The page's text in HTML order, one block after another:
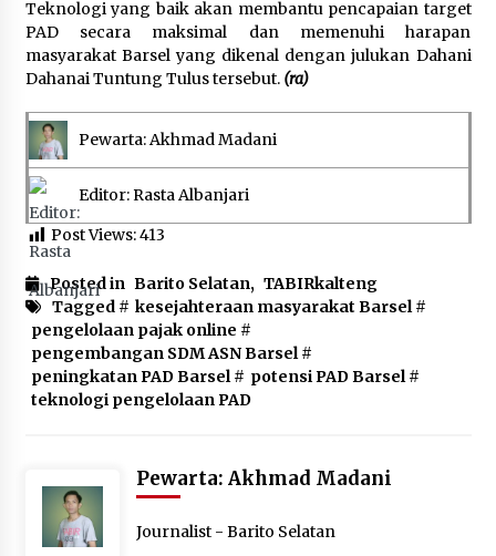
Teknologi yang baik akan membantu pencapaian target
PAD secara maksimal dan memenuhi harapan
masyarakat Barsel yang dikenal dengan julukan Dahani
Dahanai Tuntung Tulus tersebut. (ra)
Pewarta: Akhmad Madani
Editor: Rasta Albanjari
Post Views:413
Posted in Barito Selatan, TABIRkalteng
Tagged # kesejahteraan masyarakat Barsel#
pengelolaan pajak online #
pengembangan SDM ASN Barsel#
peningkatan PAD Barsel# potensi PAD Barsel#
teknologi pengelolaan PAD
Pewarta: Akhmad Madani
Journalist - Barito Selatan